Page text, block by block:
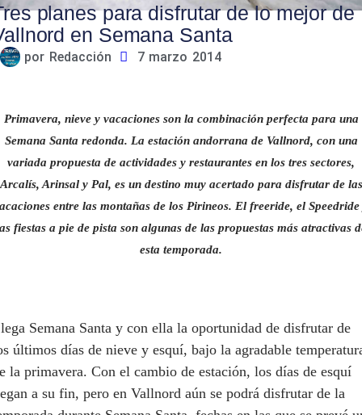
planes para disfrutar de lo mejor de
en Semana Santa
por Redacción 7 marzo 2014
Primavera, nieve y vacaciones son la combinación perfecta para una
Semana Santa redonda. La estación andorrana de Vallnord, con una
variada propuesta de actividades y restaurantes en los tres sectores,
Arcalís, Arinsal y Pal, es un destino muy acertado para disfrutar de las
entre las montañas de los Pirineos. El freeride, el Speedride
fiestas a pie de pista son algunas de las propuestas más atractivas
esta temporada.
Semana Santa y con ella la oportunidad de disfrutar de
últimos días de nieve y esquí, bajo la agradable
la primavera. Con el cambio de estación, los días de esquí
a su fin, pero en Vallnord aún se podrá disfrutar de la